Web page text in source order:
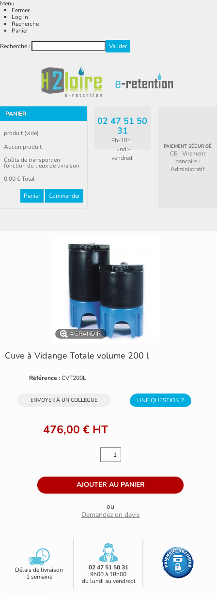
Menu
Fermer
Log in
Recherche
Panier
Recherche :
PANIER
produit (vide)
Aucun produit
Coûts de transport en
fonction du lieux de livraison
0,00 €Total
Panier Commander
02 47 51 50
31
9h-18h ·
lundi-
vendredi
PAIEMENT SÉCURISÉ
CB · Virement
bancaire ·
Administratif
AGRANDIR
Cuve à Vidange Totale volume 200 l
Référence : CVT200L
UNE QUESTION ?
ENVOYER À UN COLLÈGUE
476,00 € HT
ou
Demandez un devis
Délais de livraison
1 semaine
02 47 51 50 31
9h00 à 18h00
du lundi au vendredi